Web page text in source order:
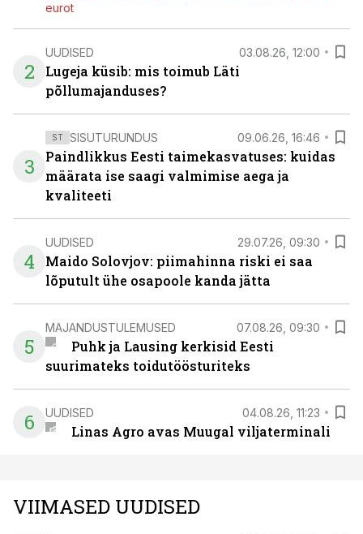
eurot
2
UUDISED 03.08.26, 12:00
Lugeja küsib: mis toimub Läti
põllumajanduses?
3
ST SISUTURUNDUS 09.06.26, 16:46
Paindlikkus Eesti taimekasvatuses: kuidas
määrata ise saagi valmimise aega ja
kvaliteeti
4
UUDISED 29.07.26, 09:30
Maido Solovjov: piimahinna riski ei saa
lõputult ühe osapoole kanda jätta
5
MAJANDUSTULEMUSED 07.08.26, 09:30
Puhk ja Lausing kerkisid Eesti
suurimateks toidutöösturiteks
6 UUDISED 04.08.26, 11:23
Linas Agro avas Muugal viljaterminali
VIIMASED UUDISED